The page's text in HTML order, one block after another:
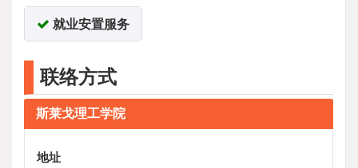
就业安置服务
联络方式
斯莱戈理工学院
地址